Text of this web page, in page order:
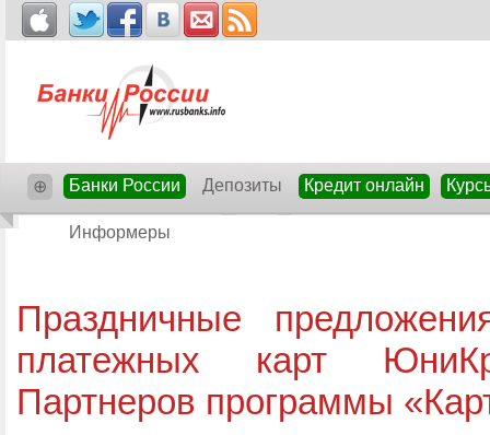
⊕ Банки России Депозиты Кредит онлайн
Информеры
Праздничные
платежных карт
Партнеров программы